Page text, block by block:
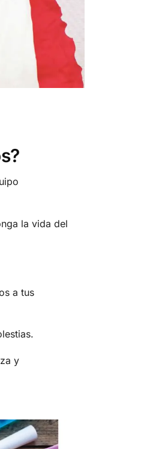
la vida del
a tus
y